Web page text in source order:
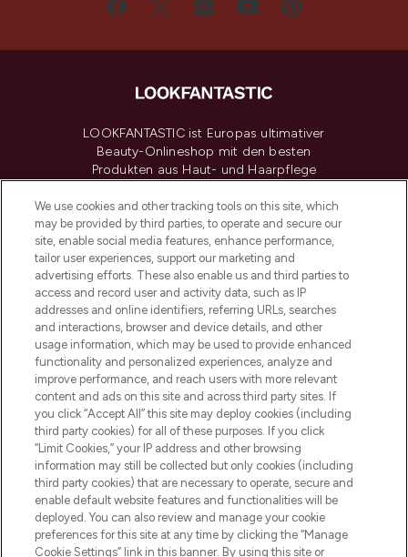
LOOKFANTASTIC ist Europas ultimativer
Beauty-Onlineshop mit den besten
Produkten aus Haut- und Haarpflege
renommierten Marken. Shoppe online
oder über die App mit kostenloser
Lieferung ab einem Einkaufswert von 30€.
Cookie-Einwilligung
Do Not Sell or Share My Personal
Information
HILFE & INFORMATION
IMPRESSUM
ÜBER LOOKFANTASTIC
COVID-19
We use cookies and other tracking tools on this site, which
may be provided by third parties, to operate and secure our
site, enable social media features, enhance performance,
tailor user experiences, support our marketing and
advertising efforts. These also enable us and third parties to
access and record user and activity data, such as IP
addresses and online identifiers, referring URLs, searches
and interactions, browser and device details, and other
usage information, which may be used to provide enhanced
functionality and personalized experiences, analyze and
improve performance, and reach users with more relevant
content and ads on this site and across third party sites. If
you click “Accept All” this site may deploy cookies (including
third party cookies) for all of these purposes. If you click
“Limit Cookies,” your IP address and other browsing
information may still be collected but only cookies (including
third party cookies) that are necessary to operate, secure and
enable default website features and functionalities will be
deployed. You can also review and manage your cookie
preferences for this site at any time by clicking the “Manage
Cookie Settings” link in this banner. By using this site or